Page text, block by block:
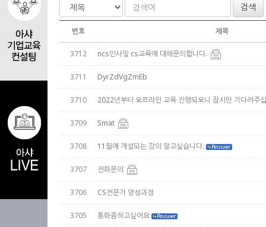
검색
번호 제목
3712 ncs인사및 cs교육에 대해문의합니다.
3711 DyrZdVgZmEb
3710 2022년부터 오프라인 교육 진행되오니 잠시만 기다려주
3709 Smat
3708 11월에 개설되는 강의 알고싶습니다.
3707 전화문의
3706 CS전문가 양성과정
3705 통화좀하고싶어요